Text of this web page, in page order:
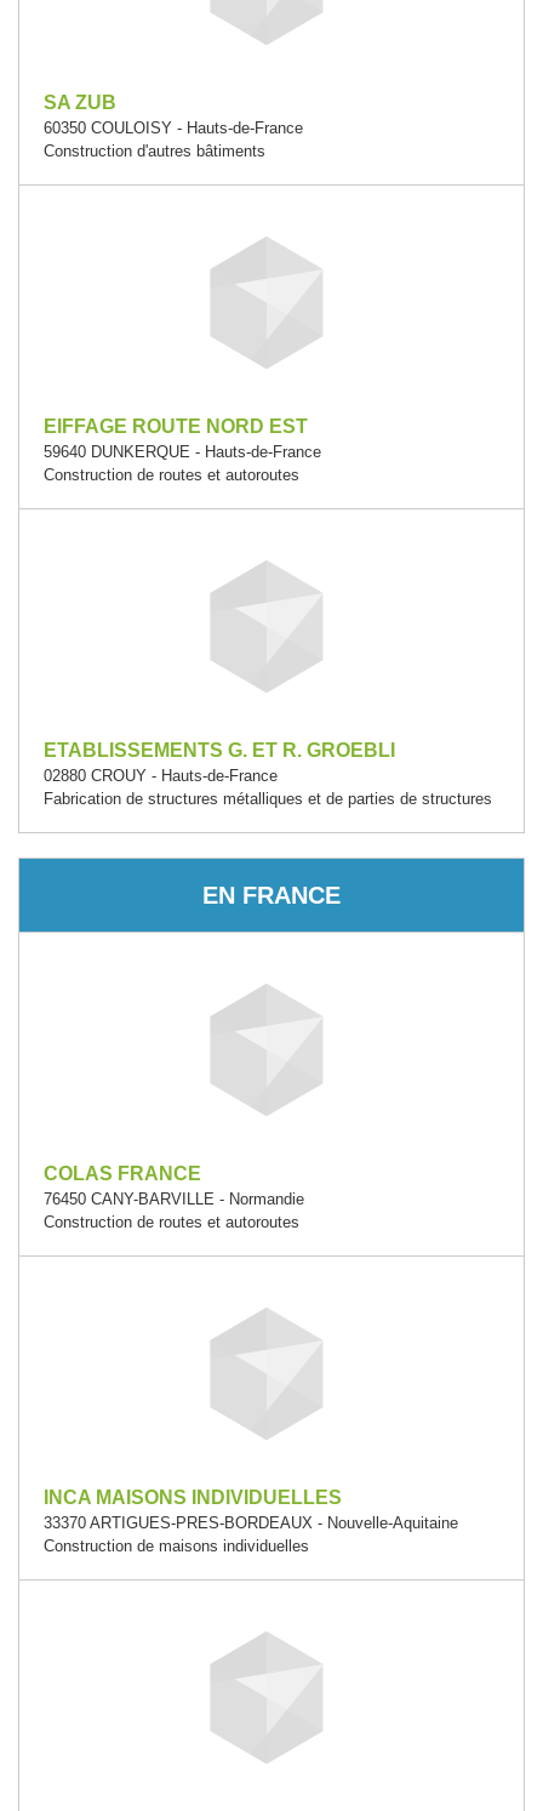
SA ZUB
60350 COULOISY - Hauts-de-France
Construction d'autres bâtiments
EIFFAGE ROUTE NORD EST
59640 DUNKERQUE - Hauts-de-France
Construction de routes et autoroutes
ETABLISSEMENTS G. ET R. GROEBLI
02880 CROUY - Hauts-de-France
Fabrication de structures métalliques et de parties de structures
EN FRANCE
COLAS FRANCE
76450 CANY-BARVILLE - Normandie
Construction de routes et autoroutes
INCA MAISONS INDIVIDUELLES
33370 ARTIGUES-PRES-BORDEAUX - Nouvelle-Aquitaine
Construction de maisons individuelles